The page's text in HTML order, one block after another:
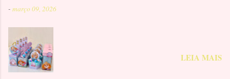
- março 09, 2026
LEIA MAIS